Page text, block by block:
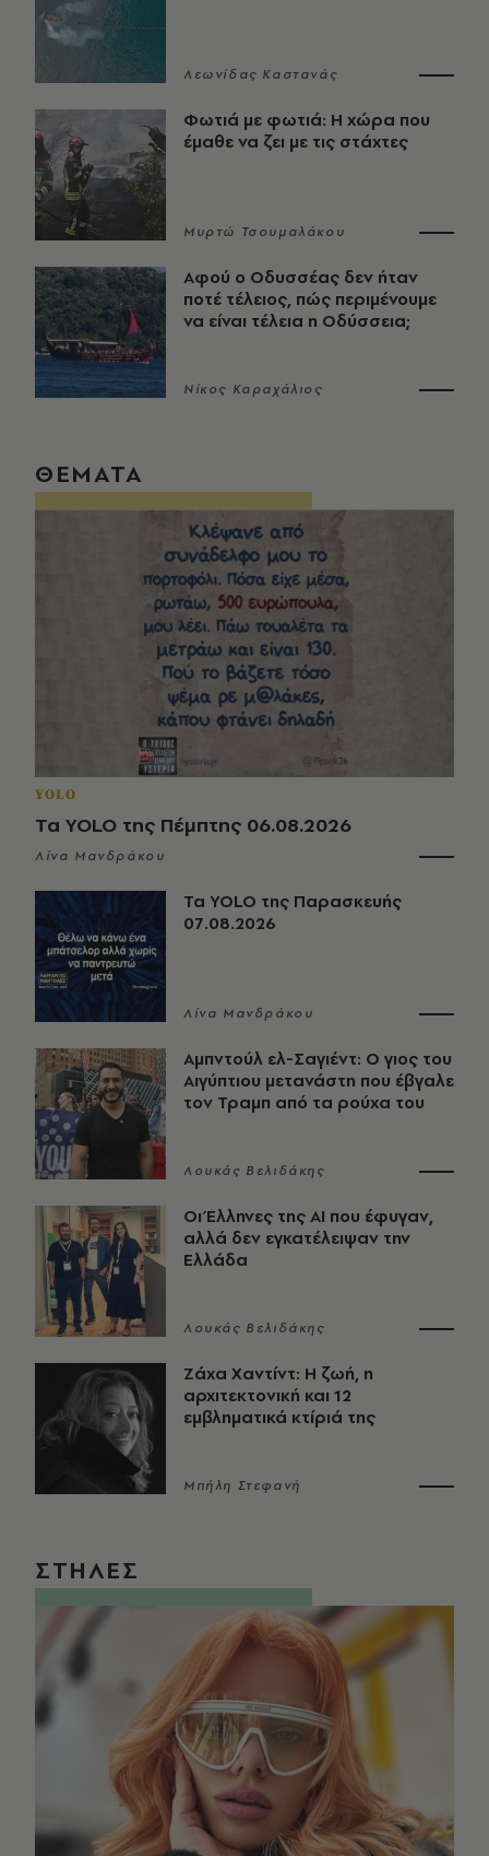
Λεωνίδας Καστανάς
Φωτιά με φωτιά: Η χώρα που
έμαθε να ζει με τις στάχτες
Μυρτώ Τσουμαλάκου
Αφού ο Οδυσσέας δεν ήταν
ποτέ τέλειος, πώς περιμένουμε
να είναι τέλεια η Οδύσσεια;
Νίκος Καραχάλιος
ΘΕΜΑΤΑ
YOLO
Τα YOLO της Πέμπτης 06.08.2026
Λίνα Μανδράκου
Τα YOLO της Παρασκευής
07.08.2026
Λίνα Μανδράκου
Αμπντούλ ελ-Σαγιέντ: Ο γιος του
Αιγύπτιου μετανάστη που έβγαλε
τον Τραμπ από τα ρούχα του
Λουκάς Βελιδάκης
Οι Έλληνες της ΑΙ που έφυγαν,
αλλά δεν εγκατέλειψαν την
Ελλάδα
Λουκάς Βελιδάκης
Ζάχα Χαντίντ: Η ζωή, η
αρχιτεκτονική και 12
εμβληματικά κτίριά της
Μπήλη Στεφανή
ΣΤΗΛΕΣ